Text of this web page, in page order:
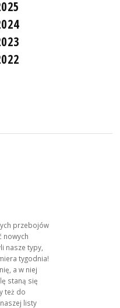
przebojów
nowych
nasze typy,
tygodnia!
a w niej
staną się
też do
listy